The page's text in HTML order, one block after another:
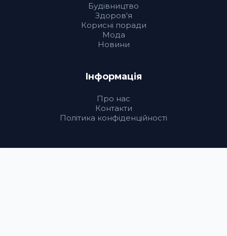
Будівництво
Здоров'я
Корисні поради
Мода
Новини
Інформація
Про нас
Контакти
Політика конфіденційності